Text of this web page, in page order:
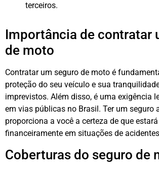
terceiros.
Importância de contratar
de moto
Contratar um seguro de moto é
proteção do seu veículo e sua
imprevistos. Além disso, é uma exigência
em vias públicas no Brasil. Ter um seguro
proporciona a você a certeza de que
financeiramente em situações de
Coberturas do seguro de